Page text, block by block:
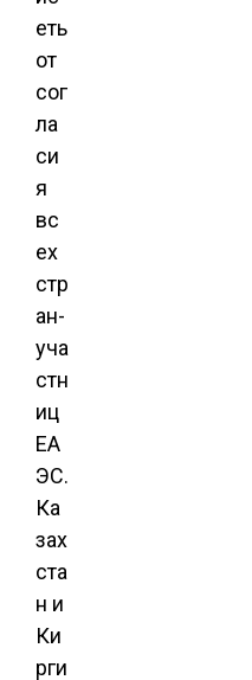
еть
от
сог
ла
си
я
вс
ех
стр
ан-
уча
стн
иц
ЕА
ЭС.
Ка
зах
ста
н и
Ки
рги